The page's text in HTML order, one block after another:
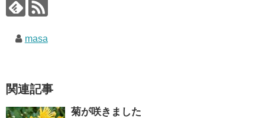
masa
関連記事
菊が咲きました